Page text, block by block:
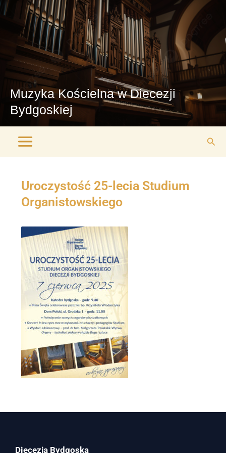
Przejdź
treści
Muzyka Kościelna w Diecezji
Bydgoskiej
Main
Menu
Uroczystość 25-lecia Studium
Organistowskiego
Diecezja Bydgoska